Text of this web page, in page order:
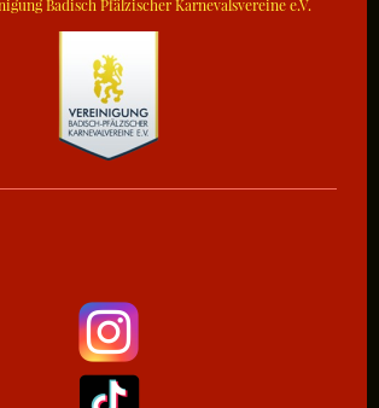
Badisch Pfälzischer Karnevalsvereine e.V.